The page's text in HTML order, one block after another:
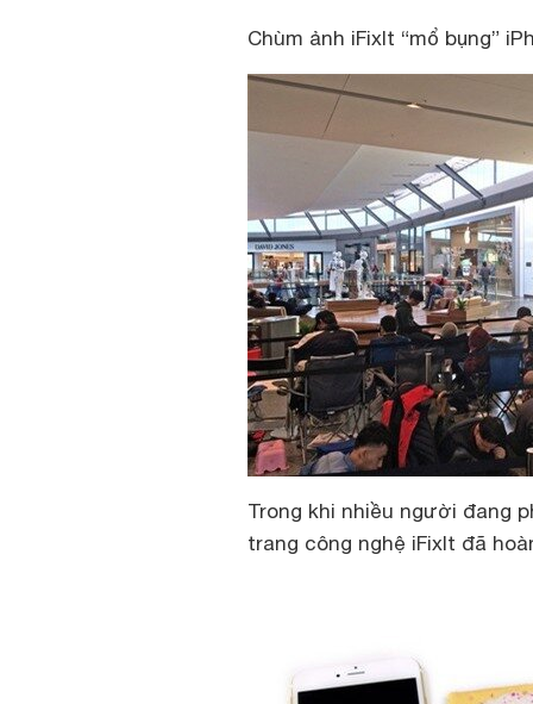
Chùm ảnh iFixIt “mổ bụng”
Trong khi nhiều người đang
trang công nghệ iFixIt đã